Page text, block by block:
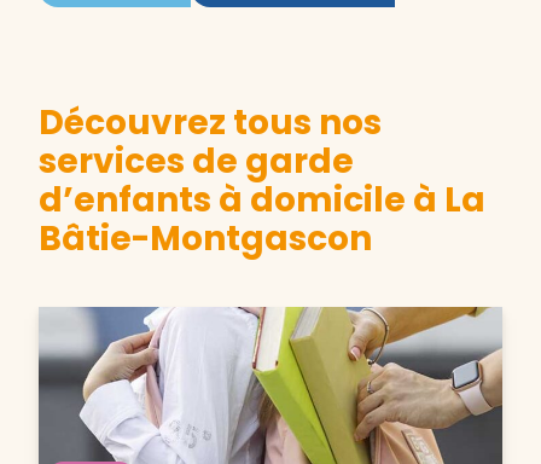
Découvrez tous nos
services de garde
d’enfants à domicile à La
Bâtie-Montgascon